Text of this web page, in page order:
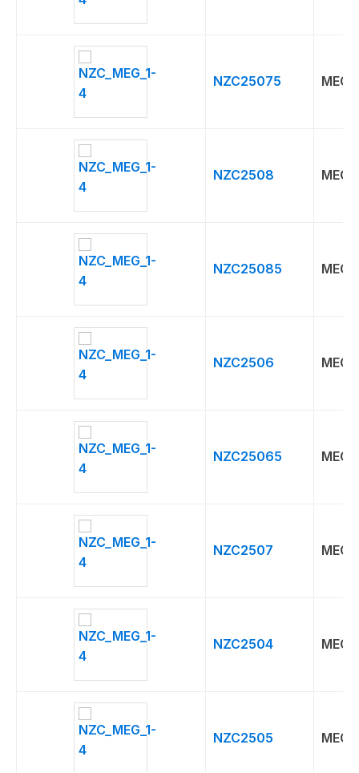
NZC25075 MEG
NZC2508 MEG
NZC25085 MEG
NZC2506 MEG
NZC25065 MEG
NZC2507 MEG
NZC2504 MEG
NZC2505 MEG